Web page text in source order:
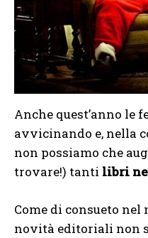
Anche quest’anno le
avvicinando e, nella
non possiamo che
trovare!) tanti libri
Come di consueto nel
novità editoriali non